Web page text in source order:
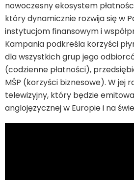
nowoczesny ekosystem
który dynamicznie rozwija się w
instytucjom finansowym i
Kampania podkreśla korzyści
dla wszystkich grup jego
(codzienne płatności),
MŚP (korzyści biznesowe). W jej
telewizyjny, który będzie
anglojęzycznej w Europie i na